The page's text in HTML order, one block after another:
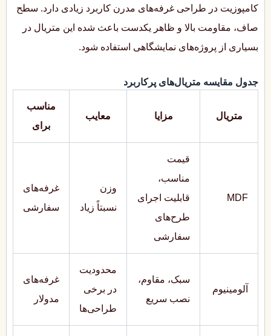
کامپوزیت در طراحی غرفه‌های مدرن کاربرد زیادی دارد. سطح
صاف، مقاومت بالا و ظاهر یکدست باعث شده این متریال در
بسیاری از پروژه‌های نمایشگاهی استفاده شود.
جدول مقایسه متریال‌های پرکاربرد
متریال مزایا معایب
مناسب
برای
MDF
قیمت
مناسب،
قابلیت اجرای
طرح‌های
سفارشی
وزن
نسبتاً زیاد
غرفه‌های
سفارشی
آلومینیوم
سبک، مقاوم،
نصب سریع
محدودیت
در برخی
طراحی‌ها
غرفه‌های
مدولار